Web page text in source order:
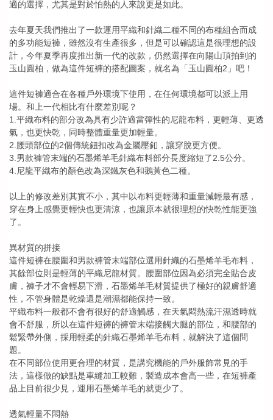
適的選擇，尤其是對於怕熱的人來說更是如此。
去年夏天我們推出了一款運用平織和針織二種不同的布種組合而成
的多功能短褲，雖然沒有生產很多，但是可以確認這是很理想的設
計，今年夏季再度推出新一代的改款，仍然選擇在向陽山頂拍到的
玉山圓柏，做為這件短褲的搭配圖案，就名為「玉山圓柏2」吧！
這件短褲適合在各種戶外環境下使用，在任何環境都可以派上用
場。和上一代相比有什麼差別呢？
1.平織布料的部分改為具有少許適當彈性的尼龍布料，更輕薄、更透
氣，也更快乾，同時整體重量更加輕量。
2.腰頭部位的2個傳統鈕扣改為金屬壓釦，讓穿脫更方便。
3.男款褲管末端的石墨烯羊毛針織布料部分長度縮短了2.5公分。
4.尼龍平織布的顏色改為深鐵灰色和鵝黃色二種。
以上的修改差別其實不小，其中以布料更輕薄和重量減輕最有感，
穿在身上感覺更輕快也更清涼，也讓原本就很理想的快乾性能更強
了。
異材質的拼接
這件短褲在腰圍和男款褲管末端部位選用針織的石墨烯羊毛布料，
其餘部位則是輕薄的平織尼龍材質。腰圍部位因為必須完全貼合皮
膚，褲子才不會輕易下滑，石墨烯羊毛材質提供了極好的親膚舒適
性，不管身體是乾燥還是潮濕都能保持一致。
平織布料一般都不會有很好的舒適觸感，在天氣悶熱流汗濕透時就
會不舒服，所以在這件短褲的褲管末端接觸大腿的部位，和腰部的
鬆緊帶外側，採用輕柔的針織石墨烯羊毛布料，就解決了這個問
題。
在不同部位使用更合理的材質，是講究機能的戶外服飾常見的手
法，這樣做的缺點是車縫加工較難，製造成本會高一些，在短褲產
品上目前很少見，運用石墨烯羊毛的就更少了。
透氣輕量不悶熱